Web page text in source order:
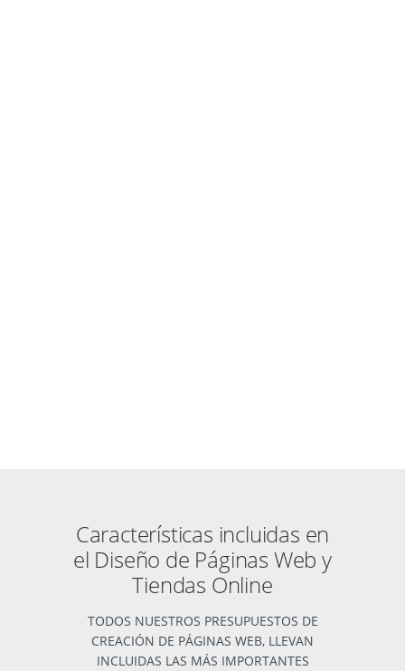
Características incluidas en
el Diseño de Páginas Web y
Tiendas Online
TODOS NUESTROS PRESUPUESTOS DE
CREACIÓN DE PÁGINAS WEB, LLEVAN
INCLUIDAS LAS MÁS IMPORTANTES